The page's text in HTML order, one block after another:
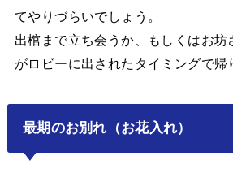
てやりづらいでしょう。
出棺まで立ち会うか、もしくはお坊
がロビーに出されたタイミングで帰
最期のお別れ（お花入れ）